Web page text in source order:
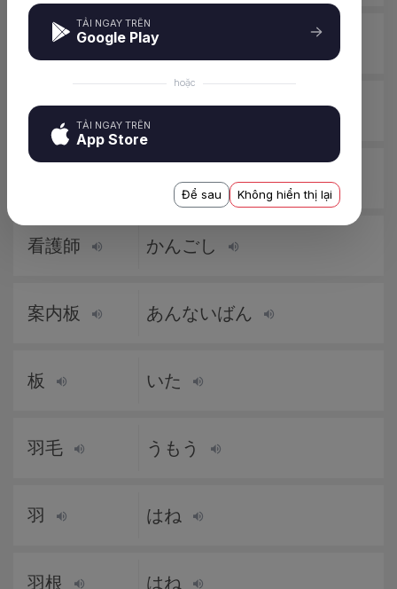
救急 きゅうきゅう
救う すくう
かんばん
看護師 かんごし
案内板 あんないばん
板 いた
羽毛 うもう
羽 はね
羽根 はね
TẢI NGAY TRÊN
Google Play
hoặc
TẢI NGAY TRÊN
App Store
Để sau Không hiển thị lại